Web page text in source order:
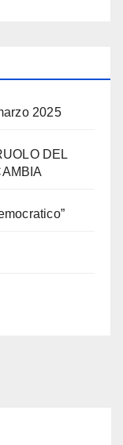
2025
DEL